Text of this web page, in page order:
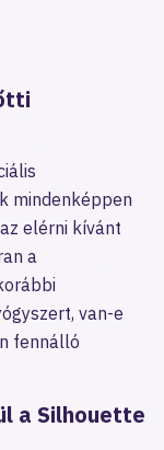
mindenképpen
elérni kívánt
a
van-e
fennálló
a Silhouette